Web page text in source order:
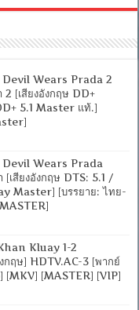
Devil Wears Prada 2
2 [เสียงอังกฤษ DD+
5.1 Master แท้.]
Devil Wears Prada
[เสียงอังกฤษ DTS: 5.1 /
Master] [บรรยาย: ไทย-
Kluay 1-2
กฤษ] HDTV.AC-3 [พากย์
[MKV] [MASTER] [VIP]